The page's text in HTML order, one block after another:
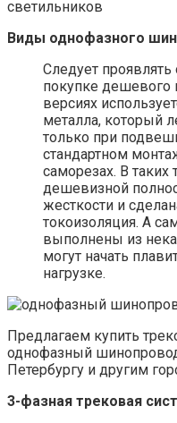
Виды однофазного
Следует
покупке дешевого
версиях
металла, который
только при
стандартном
саморезах. В таких
дешевизной
жесткости и
токоизоляция. А
выполнены из
могут начать
нагрузке.
Предлагаем купить
однофазный
Петербургу и другим
3-фазная трековая